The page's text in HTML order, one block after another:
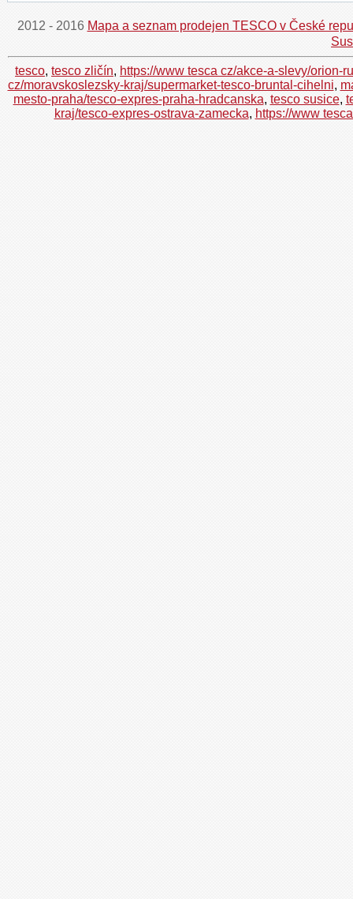
2012 - 2016 Mapa a seznam prodejen TESCO v České
tesco, tesco zličín, https://www tesca cz/akce-a-slevy/orion-
cz/moravskoslezsky-kraj/supermarket-tesco-bruntal-cihelni,
mesto-praha/tesco-expres-praha-hradcanska, tesco susice,
kraj/tesco-expres-ostrava-zamecka, https://www